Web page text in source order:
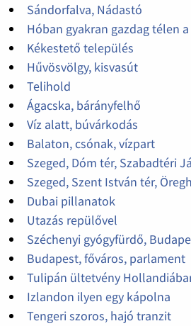
Sándorfalva, Nádastó
Hóban gyakran gazdag télen
Kékestető település
Hűvösvölgy, kisvasút
Telihold
Ágacska, bárányfelhő
Víz alatt, búvárkodás
Balaton, csónak, vízpart
Szeged, Dóm tér, Szabadtéri
Szeged, Szent István tér,
Dubai pillanatok
Utazás repülővel
Széchenyi gyógyfürdő,
Budapest, főváros, parlament
Tulipán ültetvény
Izlandon ilyen egy kápolna
Tengeri szoros, hajó tranzit